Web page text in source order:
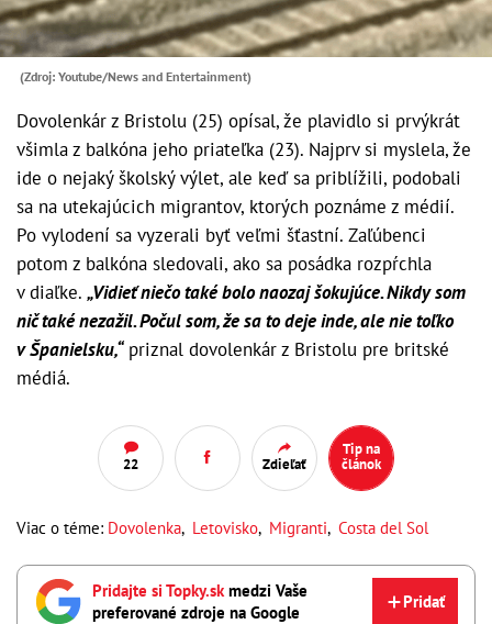
(Zdroj: Youtube/News and Entertainment)
Dovolenkár z Bristolu (25) opísal, že plavidlo si prvýkrát
všimla z balkóna jeho priateľka (23). Najprv si myslela, že
ide o nejaký školský výlet, ale keď sa priblížili, podobali
sa na utekajúcich migrantov, ktorých poznáme z médií.
Po vylodení sa vyzerali byť veľmi šťastní. Zaľúbenci
potom z balkóna sledovali, ako sa posádka rozpŕchla
v diaľke. „Vidieť niečo také bolo naozaj šokujúce. Nikdy som
nič také nezažil. Počul som, že sa to deje inde, ale nie toľko
v Španielsku,“priznal dovolenkár z Bristolu pre britské
médiá.
22 Zdieľať
Tip na
článok
Viac o téme: Dovolenka, Letovisko, Migranti, Costa del Sol
Pridajte si Topky.sk medzi Vaše
preferované zdroje na Google
Pridať